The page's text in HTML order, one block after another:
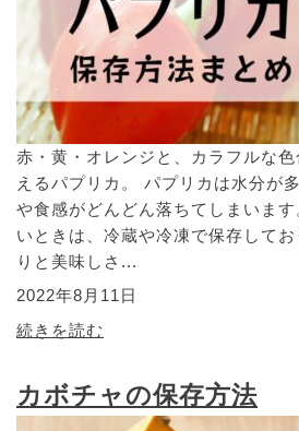
赤・黄・オレンジと、カラフルな
えるパプリカ。 パプリカは水分が
や食感がどんどん落ちてしまいま
いときは、冷蔵や冷凍で保存して
りと美味しさ...
2022年8月11日
続きを読む
カボチャの保存方法